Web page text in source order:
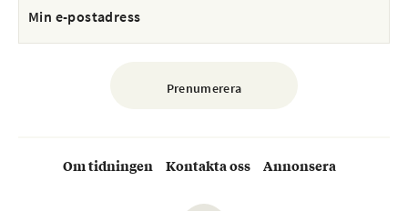
Om tidningen Kontakta oss Annonsera